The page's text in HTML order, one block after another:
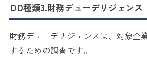
DD種類3.財務デューデリジェンス
財務デューデリジェンスは、対象企
するための調査です。